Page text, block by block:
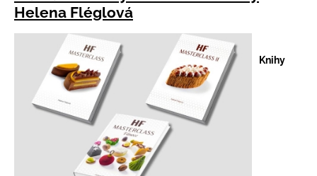
Helena Fléglová
Knihy